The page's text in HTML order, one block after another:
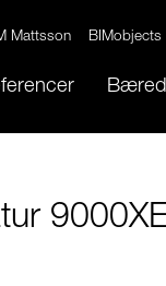
Mattsson BIMobjects